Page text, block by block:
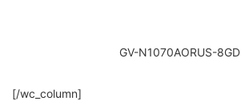
GV-N1070AORUS-8GD
[/wc_column]